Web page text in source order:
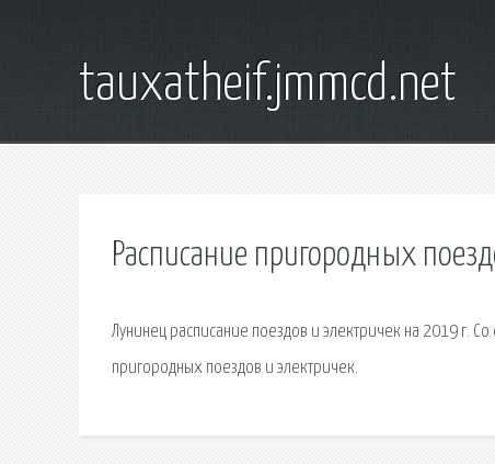
tauxatheif.jmmcd.net
Расписание пригородных
Лунинец расписание поездов и электричек на 2019 г.
пригородных поездов и электричек.